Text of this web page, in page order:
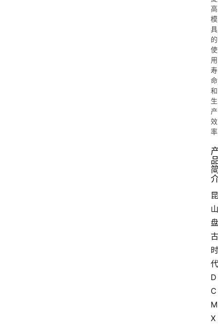
高
模
具
的
使
用
寿
命
和
生
产
效
率
昆
山
盘
古
时
代
D
C
M
X